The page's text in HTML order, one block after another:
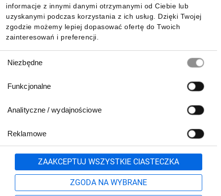
informacje z innymi danymi otrzymanymi od Ciebie lub
uzyskanymi podczas korzystania z ich usług. Dzięki Twojej
zgodzie możemy lepiej dopasować ofertę do Twoich
zainteresowań i preferencji.
zgody
Niezbędne
Funkcjonalne
Analityczne / wydajnościowe
Reklamowe
ZAAKCEPTUJ WSZYSTKIE CIASTECZKA
ZGODA NA WYBRANE
Pobierz naszą aplikację mobilną:
801 500 700 lub
71 37 61 600
Formularz kontaktowy